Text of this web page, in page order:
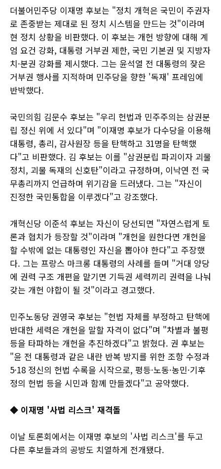
더불어민주당 이재명 후보는 "정치 개혁은 국민이 주권자
로 존중받는 제대로 된 정치 시스템을 만드는 것"이라며
현 정치 상황을 비판했다. 이 후보는 개헌 방향에 대해 계
엄 요건 강화, 대통령 거부권 제한, 국민 기본권 및 지방자
치·분권 강화를 제시했다. 그는 윤석열 전 대통령의 잦은
거부권 행사를 지적하며 민주당을 향한 '독재' 프레임에
반박했다.
국민의힘 김문수 후보는 "우리 헌법과 민주주의는 삼권분
립 정신 위에 서 있다"며 "이재명 후보가 다수당을 이용해
대통령, 총리, 감사원장 등을 탄핵하고 31명을 탄핵했
다"고 비판했다. 김 후보는 이를 "삼권분립 파괴이자 괴물
정치, 괴물 독재의 신호탄"이라고 규정하며, 이낙연 전 국
무총리까지 언급하며 위기감을 드러냈다. 그는 "자신이
진정한 국민통합을 이루겠다"고 강조했다.
개혁신당 이준석 후보는 자신이 당선되면 "자연스럽게 토
론과 협치가 등장할 것"이라며 "개헌을 원한다면 개헌을
할 수밖에 없는 대통령인 자신을 뽑아야 한다"고 주장했
다. 그는 프랑스 마크롱 대통령의 사례를 들며 "거대 양당
에 권력 구조 개편을 맡기면 기득권 세력끼리 권력을 나눠
갖는 개헌 야합이 될 것"이라고 경고했다.
민주노동당 권영국 후보는 "헌법 자체를 부정하고 탄핵에
반대한 세력은 개헌을 말할 자격이 없다"며 "차별과 불평
등을 타파하는 개헌을 추진하겠다"고 밝혔다. 권 후보는
"윤 전 대통령과 같은 내란 반복 방지를 위한 조항 수정과
5·18 정신의 헌법 수록을 시작으로, 평등·노동·농민·기후
정의 헌법 등을 시민과 함께 만들겠다"고 공약했다.
◆ 이재명 '사법 리스크' 재격돌
이날 토론회에서는 이재명 후보의 '사법 리스크'를 두고
다른 후보들과의 공방도 치열하게 전개됐다.